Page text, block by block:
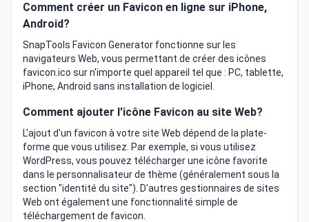
Comment créer un Favicon en ligne sur iPhone,
Android?
SnapTools Favicon Generator fonctionne sur les
navigateurs Web, vous permettant de créer des icônes
favicon.ico sur n'importe quel appareil tel que : PC, tablette,
iPhone, Android sans installation de logiciel.
Comment ajouter l'icône Favicon au site Web?
L'ajout d'un favicon à votre site Web dépend de la plate-
forme que vous utilisez. Par exemple, si vous utilisez
WordPress, vous pouvez télécharger une icône favorite
dans le personnalisateur de thème (généralement sous la
section "identité du site"). D'autres gestionnaires de sites
Web ont également une fonctionnalité simple de
téléchargement de favicon.